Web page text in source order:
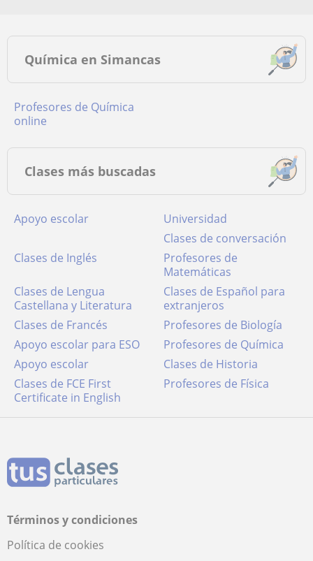
Química en Simancas
Profesores de Química
online
Clases más buscadas
Apoyo escolar
Universidad
Clases de conversación
Clases de Inglés
Profesores de
Matemáticas
Clases de Lengua
Castellana y Literatura
Clases de Español para
extranjeros
Clases de Francés
Profesores de Biología
Apoyo escolar para ESO
Profesores de Química
Apoyo escolar
Clases de Historia
Clases de FCE First
Certificate in English
Profesores de Física
Términos y condiciones
Política de cookies